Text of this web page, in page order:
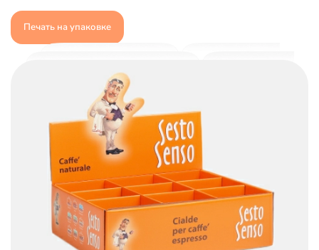
Печать на упаковке